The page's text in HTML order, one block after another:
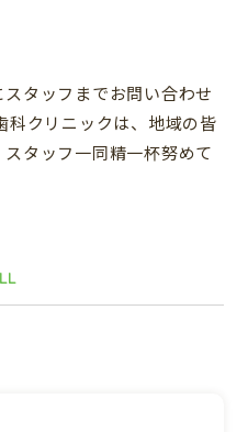
タッフまでお問い合わせ
科クリニックは、地域の皆
タッフ一同精一杯努めて